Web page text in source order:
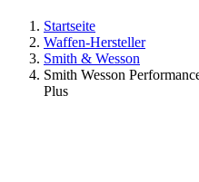
Startseite
Waffen-Hersteller
Smith & Wesson
Smith Wesson
Plus